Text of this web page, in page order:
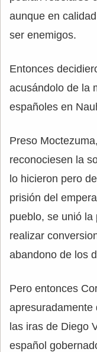
aunque en
ser enemigos.
Entonces
acusándolo de la
españoles en
Preso
reconociesen la
lo hicieron pero
prisión del
pueblo, se unió
realizar
abandono de los
Pero entonces
apresuradamente
las iras de Diego
español